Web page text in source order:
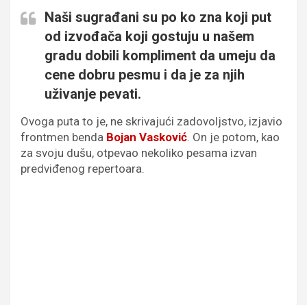
Naši sugrađani su po ko zna koji put
od izvođača koji gostuju u našem
gradu dobili kompliment da umeju da
cene dobru pesmu i da je za njih
uživanje pevati.
Ovoga puta to je, ne skrivajući zadovoljstvo, izjavio
frontmen benda Bojan Vasković. On je potom, kao
za svoju dušu, otpevao nekoliko pesama izvan
predviđenog repertoara.